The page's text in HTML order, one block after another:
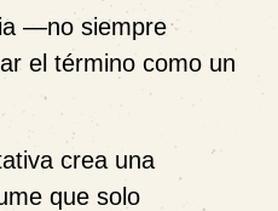
—no siempre
el término como un
crea una
que solo